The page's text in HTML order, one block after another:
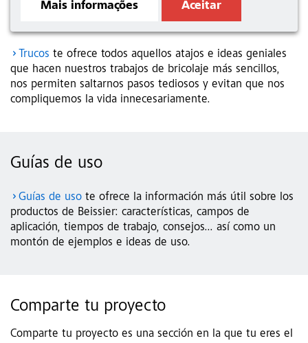
Mais informações Aceitar
Trucos te ofrece todos aquellos atajos e ideas geniales
que hacen nuestros trabajos de bricolaje más sencillos,
nos permiten saltarnos pasos tediosos y evitan que nos
compliquemos la vida innecesariamente.
Guías de uso
Guías de uso te ofrece la información más útil sobre los
productos de Beissier: características, campos de
aplicación, tiempos de trabajo, consejos... así como un
montón de ejemplos e ideas de uso.
Comparte tu proyecto
Comparte tu proyecto es una sección en la que tu eres el